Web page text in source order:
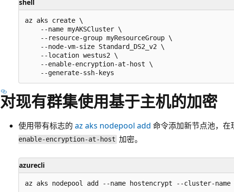
shell
az aks create \
    --name myAKSCluster \
    --resource-group myResourceGroup \
    --node-vm-size Standard_DS2_v2 \
    --location westus2 \
    --enable-encryption-at-host \
对现有群集使用基于主机的加密
使用带有标志的 az aks nodepool add 命令添加新节点池，在
enable-encryption-at-host 加密。
azurecli